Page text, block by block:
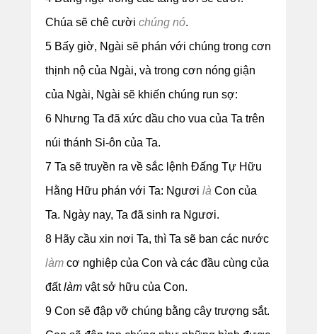
Chúa sẽ chê cười chúng nó.
5 Bấy giờ, Ngài sẽ phán với chúng trong cơn
thịnh nộ của Ngài, và trong cơn nóng giận
của Ngài, Ngài sẽ khiến chúng run sợ:
6 Nhưng Ta đã xức dầu cho vua của Ta trên
núi thánh Si-ôn của Ta.
7 Ta sẽ truyền ra về sắc lệnh Đấng Tự Hữu
Hằng Hữu phán với Ta: Ngươi là Con của
Ta. Ngày nay, Ta đã sinh ra Ngươi.
8 Hãy cầu xin nơi Ta, thì Ta sẽ ban các nước
làm cơ nghiệp của Con và các đầu cùng của
đấtlàm vật sở hữu của Con.
9 Con sẽ đập vỡ chúng bằng cây trượng sắt.